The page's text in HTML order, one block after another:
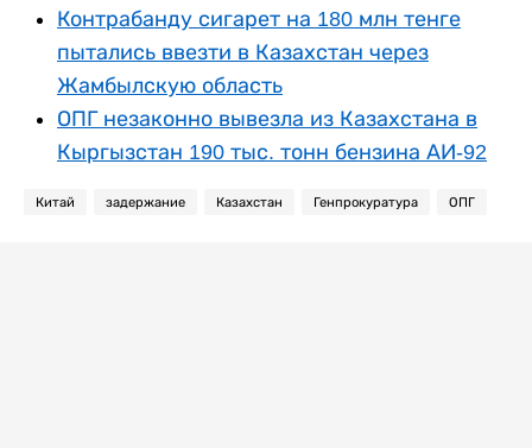
Контрабанду сигарет на 180 млн тенге
пытались ввезти в Казахстан через
Жамбылскую область
ОПГ незаконно вывезла из Казахстана в
Кыргызстан 190 тыс. тонн бензина АИ-92
Китай задержание Казахстан Генпрокуратура ОПГ